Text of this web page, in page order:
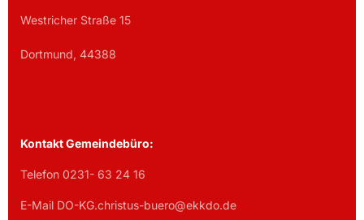
Westricher Straße 15
Dortmund, 44388
Kontakt Gemeindebüro:
Telefon 0231- 63 24 16
E-Mail DO-KG.christus-buero@ekkdo.de